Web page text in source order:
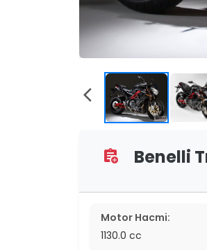
arrow_back_ios
assignment_add Benelli
Motor Hacmi:
1130.0 cc